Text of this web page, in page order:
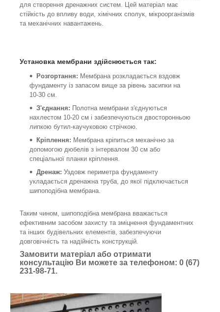
для створення дренажних систем. Цей матеріал має
стійкість до впливу води, хімічних сполук, мікроорганізмів
та механічних навантажень.
Установка мембрани здійснюється так:
Розгортання: Мембрана розкладається вздовж
фундаменту із запасом вище за рівень засипки на
10-30 см.
З'єднання: Полотна мембрани з'єднуються
нахлестом 10-20 см і забезпечуються двосторонньою
липкою бутил-каучуковою стрічкою.
Кріплення: Мембрана кріпиться механічно за
допомогою дюбелів з інтервалом 30 см або
спеціальної планки кріплення.
Дренаж: Уздовж периметра фундаменту
укладається дренажна труба, до якої підключається
шипоподібна мембрана.
Таким чином, шипоподібна мембрана вважається
ефективним засобом захисту та зміцнення фундаментних
та інших будівельних елементів, забезпечуючи
довговічність та надійність конструкцій.
Замовити матеріал або отримати
консультацію Ви можете за телефоном: 0 (67)
231-98-71.